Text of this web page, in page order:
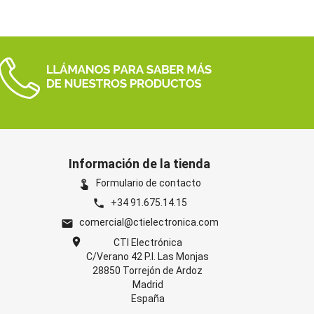
Información de la tienda
touch_app Formulario de contacto
phone +34 91.675.14.15
email comercial@ctielectronica.com
location_on
CTI Electrónica
C/Verano 42 P.I. Las Monjas
28850 Torrejón de Ardoz
Madrid
España